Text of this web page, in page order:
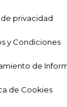
de privacidad
y Condiciones
de
de Cookies